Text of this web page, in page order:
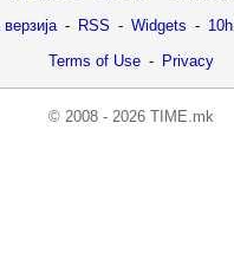
- RSS - Widgets - 10h
Terms of Use - Privacy
© 2008 - 2026 TIME.mk